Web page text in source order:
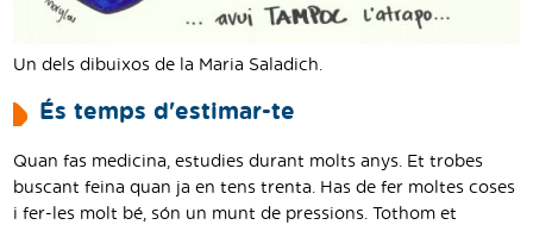
Un dels dibuixos de la Maria Saladich.
És temps d'estimar-te
Quan fas medicina, estudies durant molts anys. Et trobes
buscant feina quan ja en tens trenta. Has de fer moltes coses
i fer-les molt bé, són un munt de pressions. Tothom et